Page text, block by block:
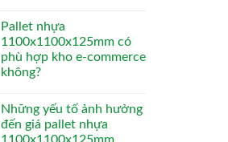
Pallet nhựa
1100x1100x125mm có
phù hợp kho e-commerce
không?
Những yếu tố ảnh hưởng
đến giá pallet nhựa